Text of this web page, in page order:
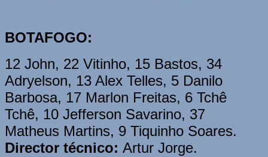
BOTAFOGO:
12 John, 22 Vitinho, 15 Bastos, 34
Adryelson, 13 Alex Telles, 5 Danilo
Barbosa, 17 Marlon Freitas, 6 Tchê
Tchê, 10 Jefferson Savarino, 37
Matheus Martins, 9 Tiquinho Soares.
Director técnico: Artur Jorge.